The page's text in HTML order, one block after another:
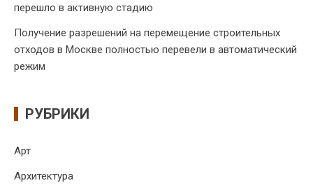
перешло в активную стадию
Получение разрешений на перемещение строительных
отходов в Москве полностью перевели в автоматический
режим
РУБРИКИ
Арт
Архитектура